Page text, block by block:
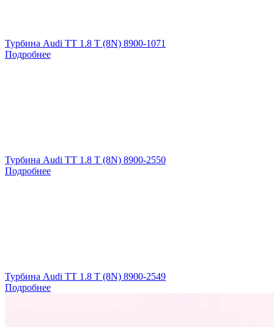
Турбина Audi TT 1.8 T (8N) 8900-1071
Подробнее
Турбина Audi TT 1.8 T (8N) 8900-2550
Подробнее
Турбина Audi TT 1.8 T (8N) 8900-2549
Подробнее